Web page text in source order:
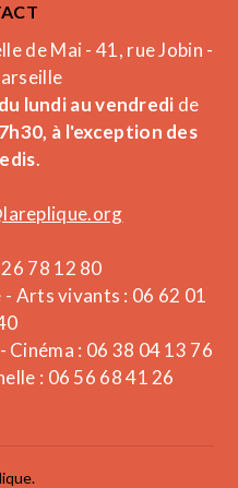
de Mai - 41, rue Jobin -
du lundi au vendredi de
à l'exception des
.
78 12 80
Arts vivants : 06 62 01
: 06 38 04 13 76
: 06 56 68 41 26